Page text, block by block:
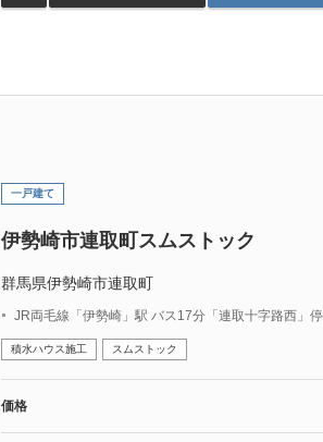
一戸建て
伊勢崎市連取町スムストック
群馬県伊勢崎市連取町
JR両毛線「伊勢崎」駅 バス17分「連取十字路西」
積水ハウス施工 スムストック
価格